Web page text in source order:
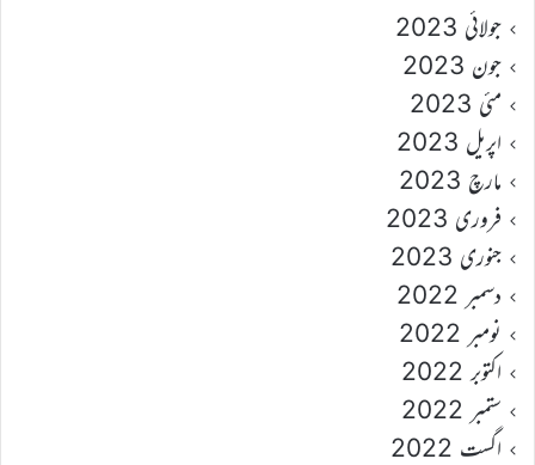
جولائی 2023
جون 2023
مئی 2023
اپریل 2023
مارچ 2023
فروری 2023
جنوری 2023
دسمبر 2022
نومبر 2022
اکتوبر 2022
ستمبر 2022
اگست 2022